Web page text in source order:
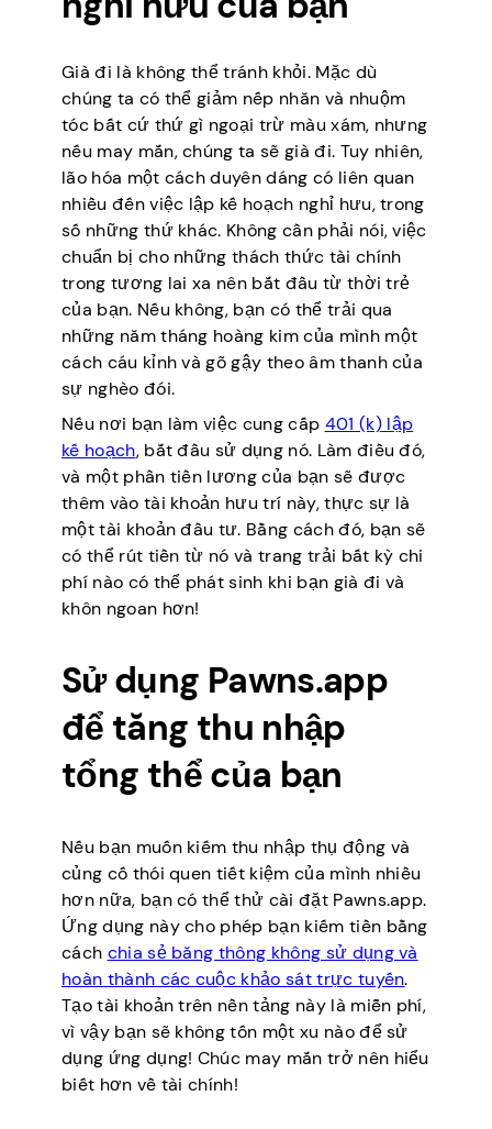
Già đi là không thể tránh khỏi. Mặc dù
chúng ta có thể giảm nếp nhăn và nhuộm
tóc bất cứ thứ gì ngoại trừ màu xám, nhưng
nếu may mắn, chúng ta sẽ già đi. Tuy nhiên,
lão hóa một cách duyên dáng có liên quan
nhiều đến việc lập kế hoạch nghỉ hưu, trong
số những thứ khác. Không cần phải nói, việc
chuẩn bị cho những thách thức tài chính
trong tương lai xa nên bắt đầu từ thời trẻ
của bạn. Nếu không, bạn có thể trải qua
những năm tháng hoàng kim của mình một
cách cáu kỉnh và gõ gậy theo âm thanh của
sự nghèo đói.
Nếu nơi bạn làm việc cung cấp 401 (k) lập
kế hoạch, bắt đầu sử dụng nó. Làm điều đó,
và một phần tiền lương của bạn sẽ được
thêm vào tài khoản hưu trí này, thực sự là
một tài khoản đầu tư. Bằng cách đó, bạn sẽ
có thể rút tiền từ nó và trang trải bất kỳ chi
phí nào có thể phát sinh khi bạn già đi và
khôn ngoan hơn!
Sử dụng Pawns.app
để tăng thu nhập
tổng thể của bạn
Nếu bạn muốn kiếm thu nhập thụ động và
củng cố thói quen tiết kiệm của mình nhiều
hơn nữa, bạn có thể thử cài đặt Pawns.app.
Ứng dụng này cho phép bạn kiếm tiền bằng
cách chia sẻ băng thông không sử dụng và
hoàn thành các cuộc khảo sát trực tuyến.
Tạo tài khoản trên nền tảng này là miễn phí,
vì vậy bạn sẽ không tốn một xu nào để sử
dụng ứng dụng! Chúc may mắn trở nên hiểu
biết hơn về tài chính!